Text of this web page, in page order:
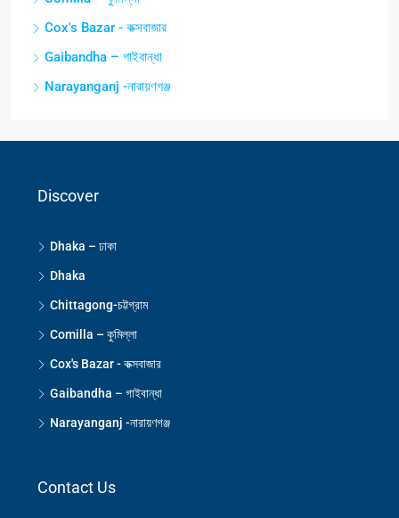
Cox's Bazar - কক্সবাজার
Gaibandha – গাইবান্ধা
Narayanganj -নারায়ণগঞ্জ
Discover
Dhaka – ঢাকা
Dhaka
Chittagong-চট্টগ্রাম
Comilla – কুমিল্লা
Cox's Bazar - কক্সবাজার
Gaibandha – গাইবান্ধা
Narayanganj -নারায়ণগঞ্জ
Contact Us